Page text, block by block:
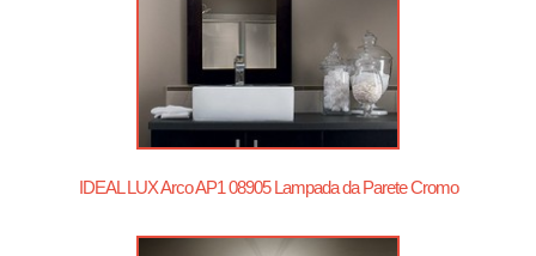
IDEAL LUX Arco AP1 08905 Lampada da Parete Cromo